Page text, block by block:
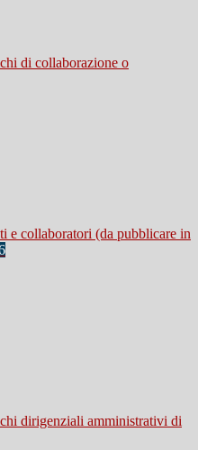
di collaborazione o
e collaboratori (da pubblicare in
dirigenziali amministrativi di